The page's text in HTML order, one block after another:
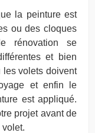
la peinture est
ou des cloques
rénovation se
et bien
les volets doivent
et enfin le
est appliqué.
projet avant de
volet.